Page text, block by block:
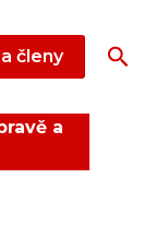
členy
a